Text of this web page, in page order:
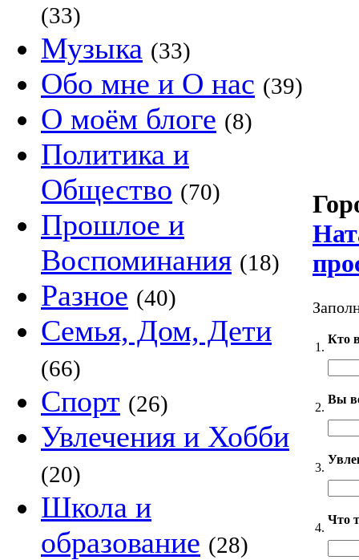
(33)
Музыка (33)
Обо мне и О нас (39)
О моём блоге (8)
Политика и
Общество (70)
Прошлое и
Воспоминания (18)
Разное (40)
Семья, Дом, Дети
(66)
Спорт (26)
Увлечения и Хобби
(20)
Школа и
образование (28)
1.
Кто
2.
Вы
3.
4.
Что